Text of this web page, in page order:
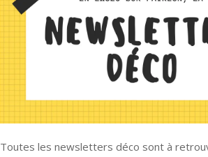
Toutes les newsletters déco sont à